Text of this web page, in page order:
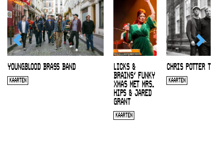
YOUNGBLOOD BRASS BAND
KAARTEN
LICKS &
BRAINS’ FUNKY
XMAS MET MRS.
HIPS & JARED
GRANT
KAARTEN
CHRIS POTTER
KAARTEN